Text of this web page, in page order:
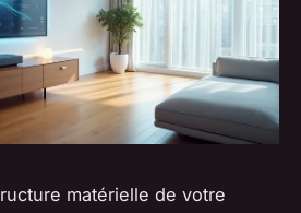
matérielle de votre